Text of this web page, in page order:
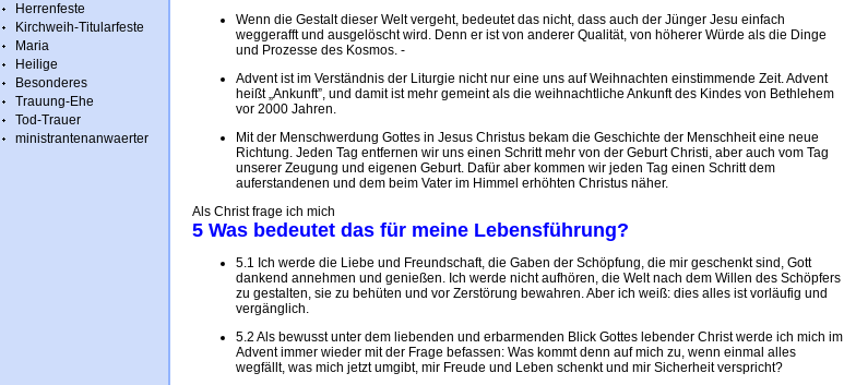
Herrenfeste
Kirchweih-Titularfeste
Maria
Heilige
Besonderes
Trauung-Ehe
Tod-Trauer
ministrantenanwaerter
Wenn die Gestalt dieser Welt vergeht, bedeutet das nicht, dass auch der Jünger Jesu einfach
weggerafft und ausgelöscht wird. Denn er ist von anderer Qualität, von höherer Würde als die Dinge
und Prozesse des Kosmos. -
Advent ist im Verständnis der Liturgie nicht nur eine uns auf Weihnachten einstimmende Zeit. Advent
heißt „Ankunft”, und damit ist mehr gemeint als die weihnachtliche Ankunft des Kindes von Bethlehem
vor 2000 Jahren.
Mit der Menschwerdung Gottes in Jesus Christus bekam die Geschichte der Menschheit eine neue
Richtung. Jeden Tag entfernen wir uns einen Schritt mehr von der Geburt Christi, aber auch vom Tag
unserer Zeugung und eigenen Geburt. Dafür aber kommen wir jeden Tag einen Schritt dem
auferstandenen und dem beim Vater im Himmel erhöhten Christus näher.
Als Christ frage ich mich
5 Was bedeutet das für meine Lebensführung?
5.1 Ich werde die Liebe und Freundschaft, die Gaben der Schöpfung, die mir geschenkt sind, Gott
dankend annehmen und genießen. Ich werde nicht aufhören, die Welt nach dem Willen des Schöpfers
zu gestalten, sie zu behüten und vor Zerstörung bewahren. Aber ich weiß: dies alles ist vorläufig und
vergänglich.
5.2 Als bewusst unter dem liebenden und erbarmenden Blick Gottes lebender Christ werde ich mich im
Advent immer wieder mit der Frage befassen: Was kommt denn auf mich zu, wenn einmal alles
wegfällt, was mich jetzt umgibt, mir Freude und Leben schenkt und mir Sicherheit verspricht?